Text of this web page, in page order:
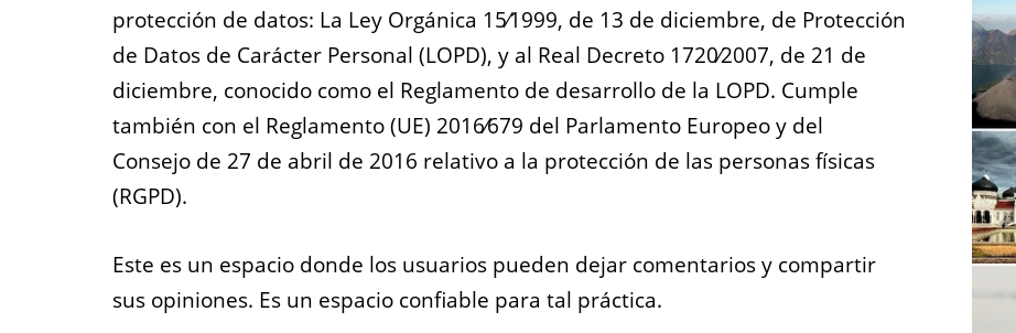
protección de datos: La Ley Orgánica 15⁄1999, de 13 de diciembre, de Protección
de Datos de Carácter Personal (LOPD), y al Real Decreto 1720⁄2007, de 21 de
diciembre, conocido como el Reglamento de desarrollo de la LOPD. Cumple
también con el Reglamento (UE) 2016⁄679 del Parlamento Europeo y del
Consejo de 27 de abril de 2016 relativo a la protección de las personas físicas
(RGPD).
Este es un espacio donde los usuarios pueden dejar comentarios y compartir
sus opiniones. Es un espacio confiable para tal práctica.